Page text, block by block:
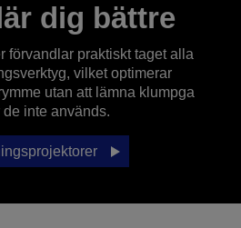
dig bättre
förvandlar praktiskt taget alla
vilket optimerar
utan att lämna klumpga
inte används.